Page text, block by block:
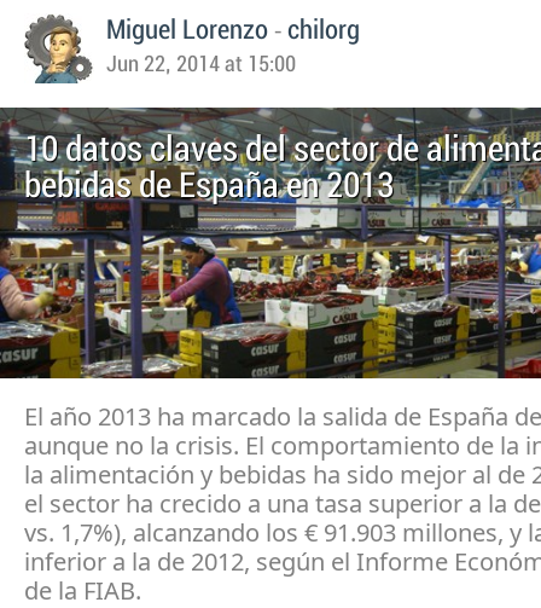
Miguel Lorenzo - chilorg
Jun 22, 2014 at 15:00
10 datos claves del sector de
bebidas de España en 2013
El año 2013 ha marcado la salida de España
aunque no la crisis. El comportamiento de la
la alimentación y bebidas ha sido mejor al de
el sector ha crecido a una tasa superior a la
vs. 1,7%), alcanzando los € 91.903 millones, y
inferior a la de 2012, según el Informe
de la FIAB.